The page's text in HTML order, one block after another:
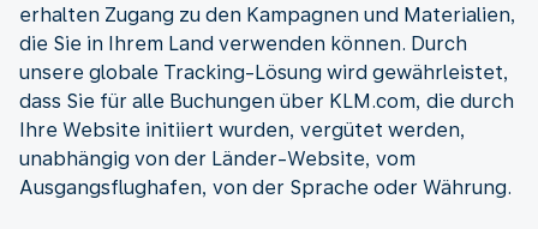
erhalten Zugang zu den Kampagnen und Materialien,
die Sie in Ihrem Land verwenden können. Durch
unsere globale Tracking-Lösung wird gewährleistet,
dass Sie für alle Buchungen über KLM.com, die durch
Ihre Website initiiert wurden, vergütet werden,
unabhängig von der Länder-Website, vom
Ausgangsflughafen, von der Sprache oder Währung.